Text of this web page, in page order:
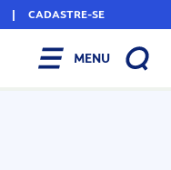
| CADASTRE-SE
MENU